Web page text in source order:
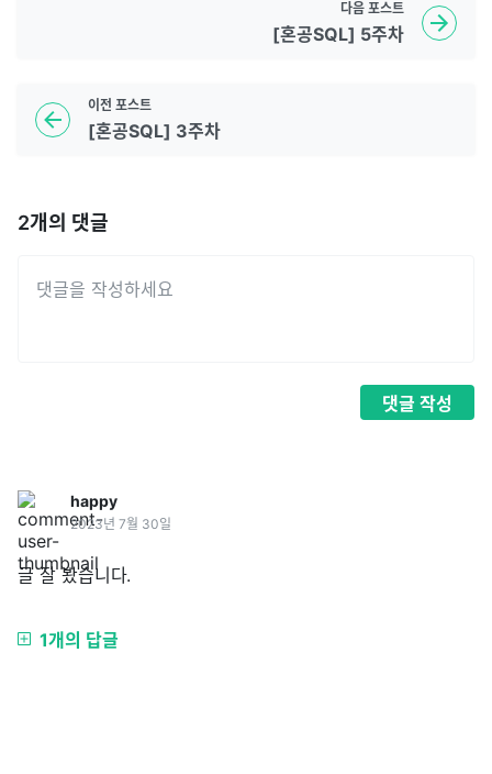
이전 포스트
[혼공SQL] 3주차
다음 포스트
[혼공SQL] 5주차
2개의 댓글
댓글 작성
happy
2023년 7월 30일
글 잘 봤습니다.
1개의 답글